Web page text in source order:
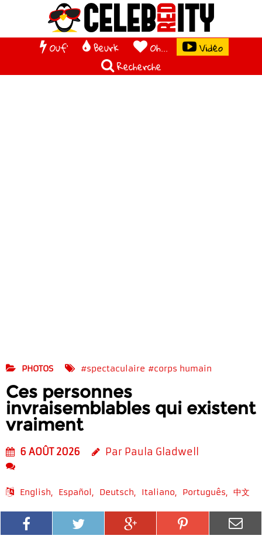
Ouf' Beurk Oh...
Vidéo
Recherche
PHOTOS #spectaculaire #corps humain
Ces personnes
invraisemblables qui existent
vraiment
6 AOÛT 2026 Par Paula Gladwell
English Español Deutsch Italiano Português 中文